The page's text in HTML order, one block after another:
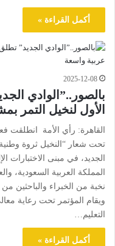
أكمل القراءة »
2025-12-08
بالصور..”الوادي
الأول لنخيل التمر
القاهرة: رأي الأمة انطلقت
تحت شعار “النخيل ثروة
الجديد، في مبنى الاختبارات
المملكة العربية السعودية،
نخبة من الخبراء والباحثين
ويقام المؤتمر تحت رعاية
التعليم…
أكمل القراءة »